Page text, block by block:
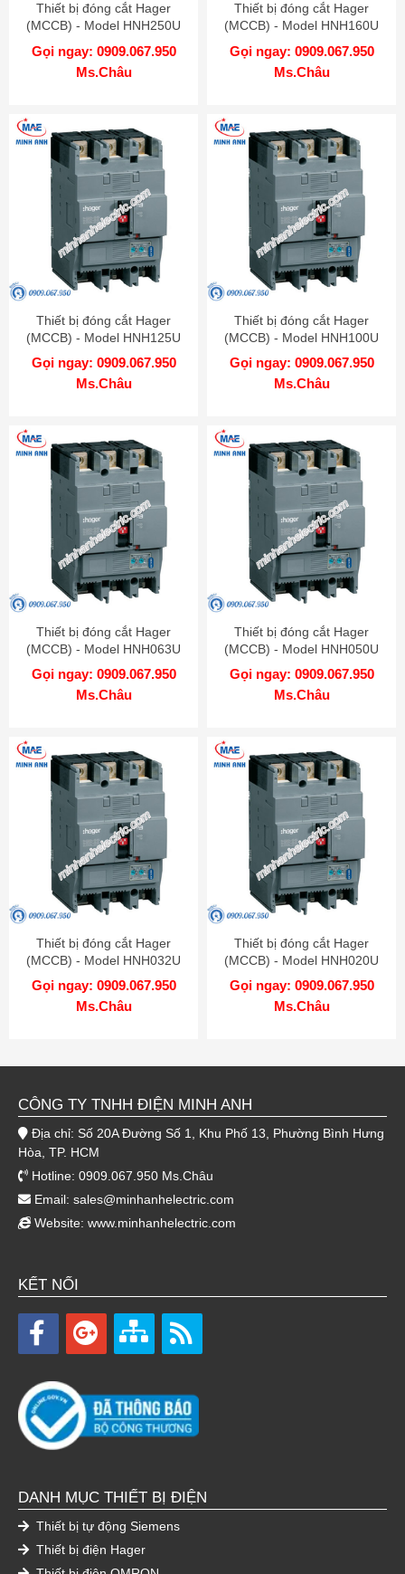
Thiết bị đóng cắt Hager
(MCCB) - Model HNH250U
Gọi ngay: 0909.067.950
Ms.Châu
Thiết bị đóng cắt Hager
(MCCB) - Model HNH160U
Gọi ngay: 0909.067.950
Ms.Châu
Thiết bị đóng cắt Hager
(MCCB) - Model HNH125U
Gọi ngay: 0909.067.950
Ms.Châu
Thiết bị đóng cắt Hager
(MCCB) - Model HNH100U
Gọi ngay: 0909.067.950
Ms.Châu
Thiết bị đóng cắt Hager
(MCCB) - Model HNH063U
Gọi ngay: 0909.067.950
Ms.Châu
Thiết bị đóng cắt Hager
(MCCB) - Model HNH050U
Gọi ngay: 0909.067.950
Ms.Châu
Thiết bị đóng cắt Hager
(MCCB) - Model HNH032U
Gọi ngay: 0909.067.950
Ms.Châu
Thiết bị đóng cắt Hager
(MCCB) - Model HNH020U
Gọi ngay: 0909.067.950
Ms.Châu
CÔNG TY TNHH ĐIỆN MINH ANH
Địa chỉ: Số 20A Đường Số 1, Khu Phố 13, Phường Bình Hưng
Hòa, TP. HCM
Hotline: 0909.067.950 Ms.Châu
Email: sales@minhanhelectric.com
Website: www.minhanhelectric.com
KẾT NỐI
DANH MỤC THIẾT BỊ ĐIỆN
Thiết bị tự động Siemens
Thiết bị điện Hager